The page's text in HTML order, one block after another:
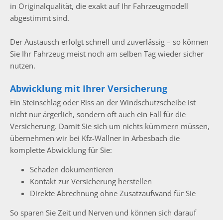
in Originalqualität, die exakt auf Ihr Fahrzeugmodell
abgestimmt sind.
Der Austausch erfolgt schnell und zuverlässig – so können
Sie Ihr Fahrzeug meist noch am selben Tag wieder sicher
nutzen.
Abwicklung mit Ihrer Versicherung
Ein Steinschlag oder Riss an der Windschutzscheibe ist
nicht nur ärgerlich, sondern oft auch ein Fall für die
Versicherung. Damit Sie sich um nichts kümmern müssen,
übernehmen wir bei Kfz-Wallner in Arbesbach die
komplette Abwicklung für Sie:
Schaden dokumentieren
Kontakt zur Versicherung herstellen
Direkte Abrechnung ohne Zusatzaufwand für Sie
So sparen Sie Zeit und Nerven und können sich darauf